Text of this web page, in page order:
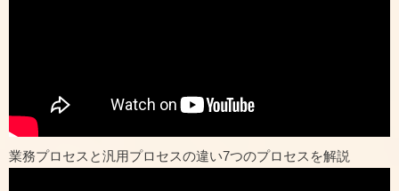
業務プロセスと汎用プロセスの違い7つのプロセスを解説